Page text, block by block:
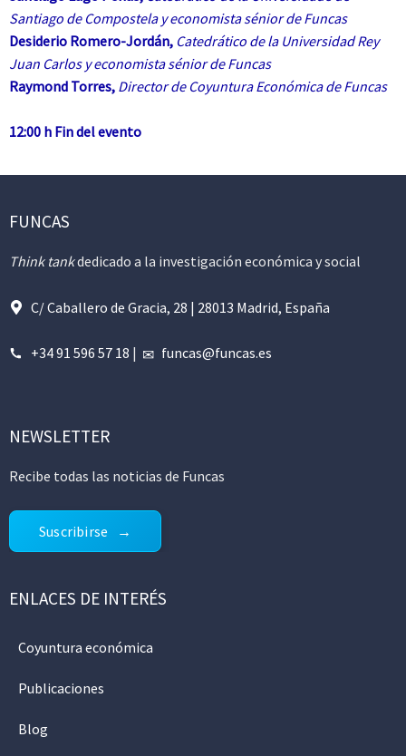
Santiago de Compostela y economista sénior de Funcas
Desiderio Romero-Jordán, Catedrático de la Universidad Rey
Juan Carlos y economista sénior de Funcas
Raymond Torres, Director de Coyuntura Económica de Funcas
12:00 h Fin del evento
FUNCAS
Think tankdedicado a la investigación económica y social
C/ Caballero de Gracia, 28 | 28013 Madrid, España
+34 91 596 57 18 | funcas@funcas.es
NEWSLETTER
Recibe todas las noticias de Funcas
Suscribirse
ENLACES DE INTERÉS
Coyuntura económica
Publicaciones
Blog